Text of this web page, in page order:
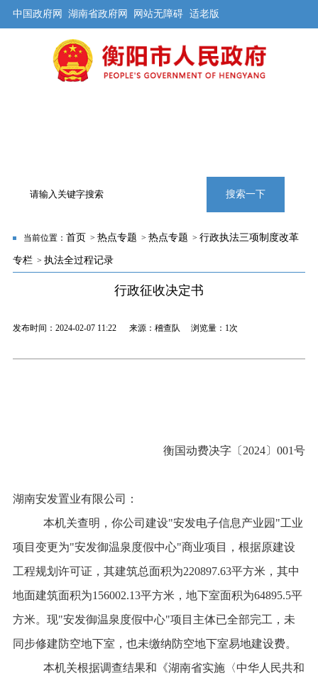
中国政府网 湖南省政府网 网站无障碍 适老版
搜索一下
当前位置： 首页 > 热点专题 > 热点专题 > 行政执法三项制度改革
专栏> 执法全过程记录
行政征收决定书
发布时间：2024-02-07 11:22 来源：稽查队 浏览量： 1次
衡国动费决字〔 2024〕001号
湖南安发置业有限公司
：
本机关查明 ， 你公司 建设"安发电子信息产业园"工业
项目变更为"安发御温泉度假中心"商业项目
，根据原建设
工程规划许可证，其建筑总面积为220897.63平方米，其中
地面建筑面积为156002.13平方米，地下室面积为64895.5平
方米。 现"安发御温泉度假中心"项目 主体已全部完工 ，未
同步修建防空地下室，也未缴纳防空地下室易地建设费。
本机关根据调查结果和 《湖南省实施〈中华人民共和